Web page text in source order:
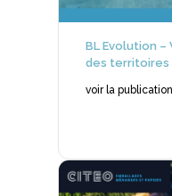
BL Evolution –
des territoires
voir la publication